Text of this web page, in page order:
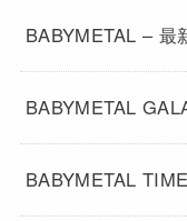
BABYMETAL – 最
BABYMETAL
BABYMETAL